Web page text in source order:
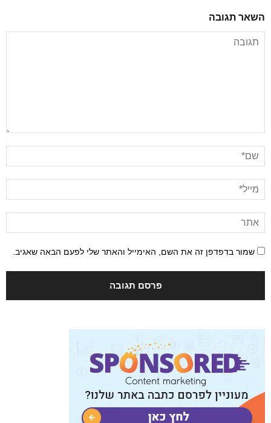
השאר תגובה
שמור בדפדפן זה את השם, האימייל והאתר שלי לפעם הבאה שאגיב.